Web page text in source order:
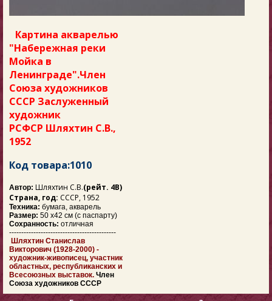
Картина акварелью
"Набережная реки
Мойка в
Ленинграде".Член
Союза художников
СССР Заслуженный
художник
РСФСР Шляхтин С.В.,
1952
Код товара:1010
Автор: Шляхтин С.В.(рейт. 4В)
Страна, год: СССР, 1952
Техника: бумага, акварель
Размер: 50 х42 см (с паспарту)
Сохранность: отличная
--------------------------------------------
Шляхтин Станислав
Викторович (1928-2000) -
художник-живописец, участник
областных, республиканских и
Всесоюзных выставок. Член
Союза художников СССР